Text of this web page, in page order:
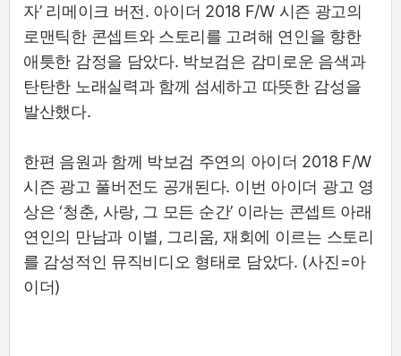
자’ 리메이크 버전. 아이더 2018 F/W 시즌 광고의
로맨틱한 콘셉트와 스토리를 고려해 연인을 향한
애틋한 감정을 담았다. 박보검은 감미로운 음색과
탄탄한 노래실력과 함께 섬세하고 따뜻한 감성을
발산했다.
한편 음원과 함께 박보검 주연의 아이더 2018 F/W
시즌 광고 풀버전도 공개된다. 이번 아이더 광고 영
상은 ‘청춘, 사랑, 그 모든 순간’ 이라는 콘셉트 아래
연인의 만남과 이별, 그리움, 재회에 이르는 스토리
를 감성적인 뮤직비디오 형태로 담았다. (사진=아
이더)